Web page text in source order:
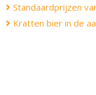
Standaardprijzen
Kratten bier in de